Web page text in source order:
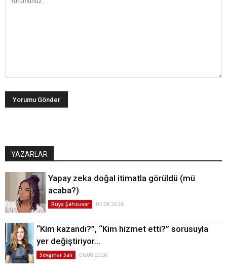
YAZARLAR
Yapay zeka doğal itimatla görüldü (mü
acaba?)
Rüya Şahsuvar 07.08.2026
“Kim kazandı?”, “Kim hizmet etti?” sorusuyla
yer değiştiriyor…
Sevginar Sali 06.08.2026